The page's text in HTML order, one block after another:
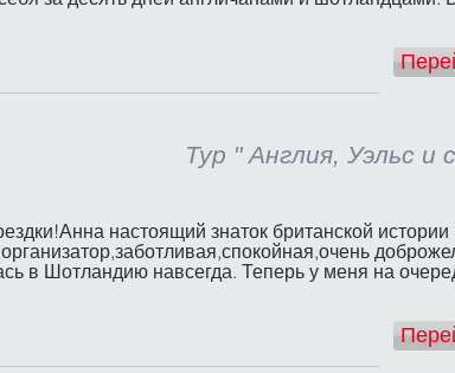
Тур " Англия, Уэльс и
настоящий знаток британской
в Шотландию навсегда. Теперь у меня на